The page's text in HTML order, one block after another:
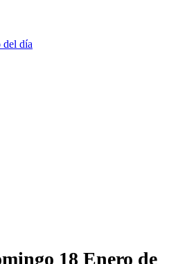
del día
18 Enero de